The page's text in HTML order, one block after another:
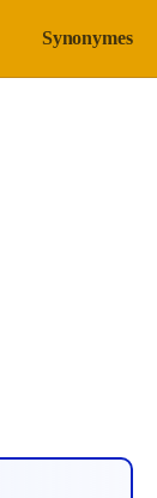
Synonymes